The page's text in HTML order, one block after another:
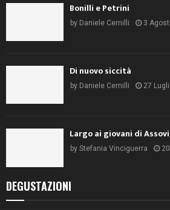
Bonilli e Petrini
by Daniele Cernilli 3
Di nuovo siccità
by Daniele Cernilli 27
Largo ai giovani di
by Stefania Vinciguerra
DEGUSTAZIONI